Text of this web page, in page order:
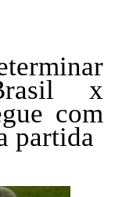
x
com
partida